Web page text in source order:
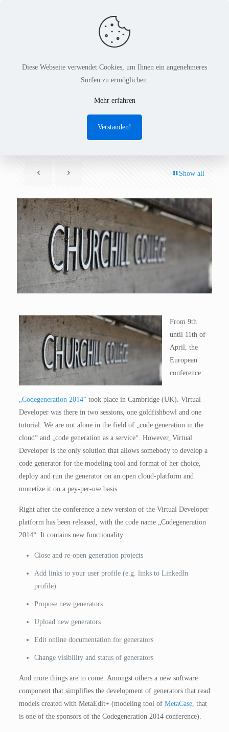
„Codegeneration 2014“
Show all
From 9th
until 11th of
April, the
European
conference
„Codegeneration 2014“took place in Cambridge (UK). Virtual
Developer was there in two sessions, one goldfishbowl and one
tutorial. We are not alone in the field of „code generation in the
cloud“ and „code generation as a service“. However, Virtual
Developer is the only solution that allows somebody to develop a
code generator for the modeling tool and format of her choice,
deploy and run the generator on an open cloud-platform and
monetize it on a pey-per-use basis.
Right after the conference a new version of the Virtual Developer
platform has been released, with the code name „Codegeneration
2014“. It contains new functionality:
Close and re-open generation projects
Add links to your user profile (e.g. links to LinkedIn
profile)
Propose new generators
Upload new generators
Edit online documentation for generators
Change visibility and status of generators
And more things are to come. Amongst others a new software
component that simplifies the development of generators that read
models created with MetaEdit+ (modeling tool of MetaCase, that
is one of the sponsors of the Codegeneration 2014 conference).
Diese Webseite verwendet Cookies, um Ihnen ein angenehmeres
Surfen zu ermöglichen.
Mehr erfahren
Verstanden!